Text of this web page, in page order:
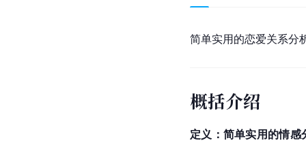
简单实用的恋爱关系分
概括介绍
定义：简单实用的情